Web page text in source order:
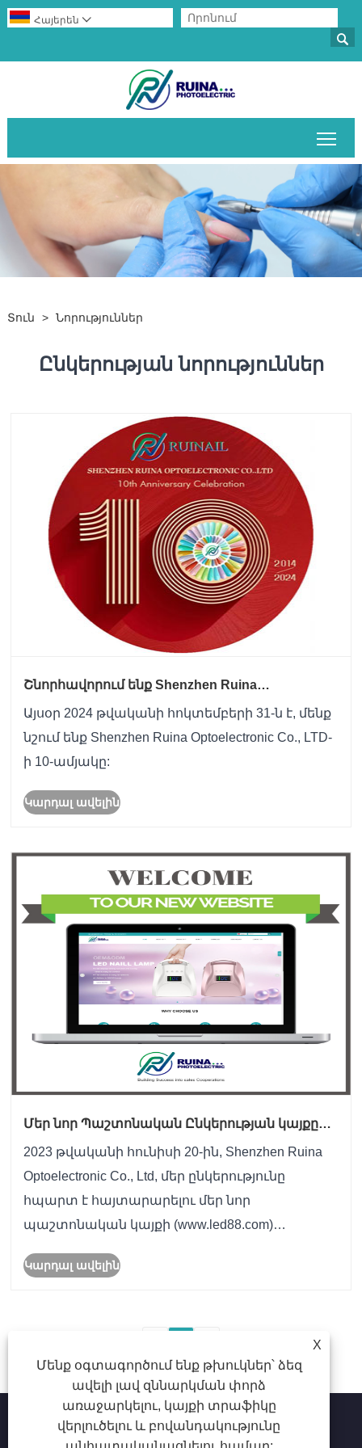

Հայերեն 
Տուն > Նորություններ
Ընկերության նորություններ
Շնորհավորում ենք Shenzhen Ruina
Այսօր 2024 թվականի հոկտեմբերի 31-ն է, մենք
նշում ենք Shenzhen Ruina Optoelectronic Co., LTD-
ի 10-ամյակը:
Կարդալ ավելին
Մեր նոր Պաշտոնական Ընկերության կայքը
2023 թվականի հունիսի 20-ին, Shenzhen Ruina
Optoelectronic Co., Ltd, մեր ընկերությունը
հպարտ է հայտարարելու մեր նոր
պաշտոնական կայքի (www.led88.com)
Կարդալ ավելին
X
Մենք օգտագործում ենք թխուկներ՝ ձեզ
ավելի լավ զննարկման փորձ
առաջարկելու, կայքի տրաֆիկը
վերլուծելու և բովանդակությունը